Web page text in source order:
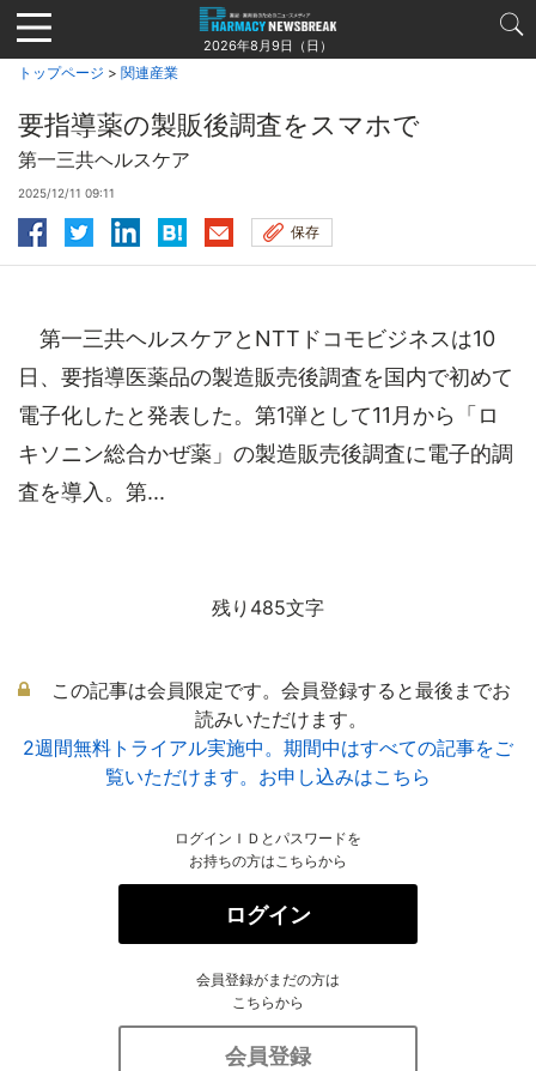
Jump
to
navigation
2026年8月9日（日）
トップページ > 関連産業
要指導薬の製販後調査をスマホで
第一三共ヘルスケア
2025/12/11 09:11
保存
第一三共ヘルスケアとNTTドコモビジネスは10
日、要指導医薬品の製造販売後調査を国内で初めて
電子化したと発表した。第1弾として11月から「ロ
キソニン総合かぜ薬」の製造販売後調査に電子的調
査を導入。第...
残り485文字
この記事は会員限定です。会員登録すると最後までお
読みいただけます。
2週間無料トライアル実施中。期間中はすべての記事をご
覧いただけます。お申し込みはこちら
ログインＩＤとパスワードを
お持ちの方はこちらから
ログイン
会員登録がまだの方は
こちらから
会員登録